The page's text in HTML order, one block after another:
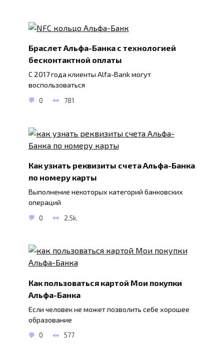
Браслет Альфа-Банка с технологией
бесконтактной оплаты
С 2017 года клиенты Alfa-Bank могут
воспользоваться
0 781
Как узнать реквизиты счета Альфа-Банка
по номеру карты
Выполнение некоторых категорий банковских
операций
0 2.5k.
Как пользоваться картой Мои покупки
Альфа-Банка
Если человек не может позволить себе хорошее
образование
0 577